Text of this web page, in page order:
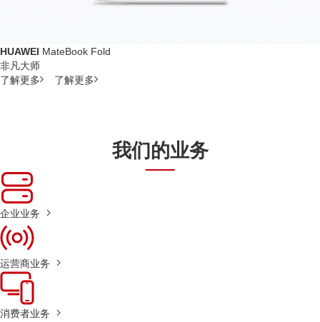
HUAWEI MateBook Fold
非凡大师
了解更多
了解更多
我们的业务
企业业务
运营商业务
消费者业务